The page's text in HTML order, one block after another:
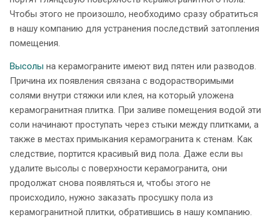
Чтобы этого не произошло, необходимо сразу обратиться
в нашу компанию для устранения последствий затопления
помещения.
Высолы на керамограните имеют вид пятен или разводов.
Причина их появления связана с водорастворимыми
солями внутри стяжки или клея, на который уложена
керамогранитная плитка. При заливе помещения водой эти
соли начинают проступать через стыки между плитками, а
также в местах примыкания керамогранита к стенам. Как
следствие, портится красивый вид пола. Даже если вы
удалите высолы с поверхности керамогранита, они
продолжат снова появляться и, чтобы этого не
происходило, нужно заказать просушку пола из
керамогранитной плитки, обратившись в нашу компанию.